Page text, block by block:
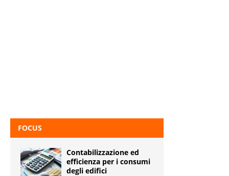
FOCUS
Contabilizzazione ed
efficienza per i consumi
degli edifici